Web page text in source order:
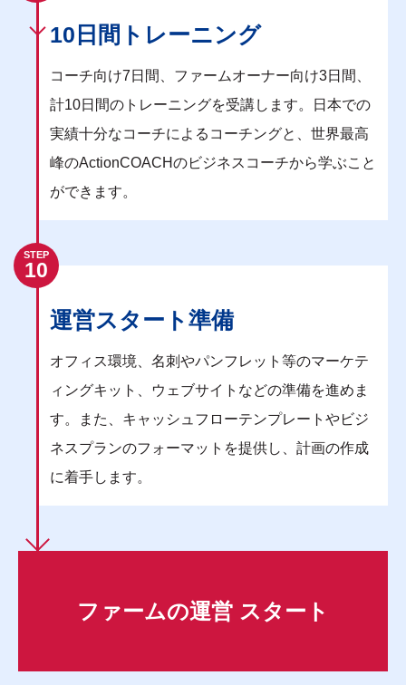
10日間トレーニング
コーチ向け7日間、ファームオーナー向け3日間、
計10日間のトレーニングを受講します。日本での
実績十分なコーチによるコーチングと、世界最高
峰のActionCOACHのビジネスコーチから学ぶこと
ができます。
STEP
10
運営スタート準備
オフィス環境、名刺やパンフレット等のマーケテ
ィングキット、ウェブサイトなどの準備を進めま
す。また、キャッシュフローテンプレートやビジ
ネスプランのフォーマットを提供し、計画の作成
に着手します。
ファームの運営 スタート